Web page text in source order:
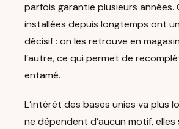
parfois garantie plusieurs années.
installées depuis longtemps ont
décisif : on les retrouve en
l’autre, ce qui permet de
entamé.
L’intérêt des bases unies va plus
ne dépendent d’aucun motif, elles